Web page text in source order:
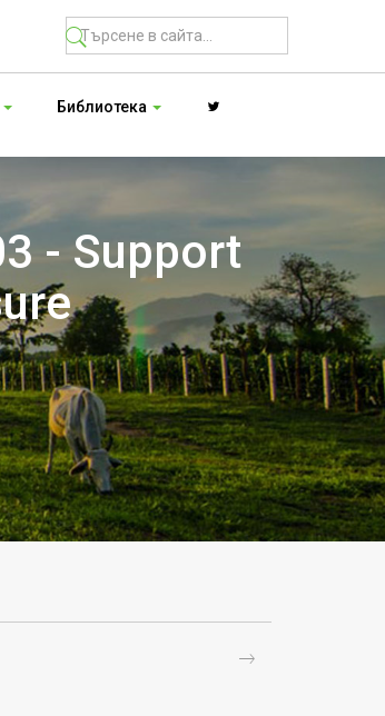
Библиотека
- Support